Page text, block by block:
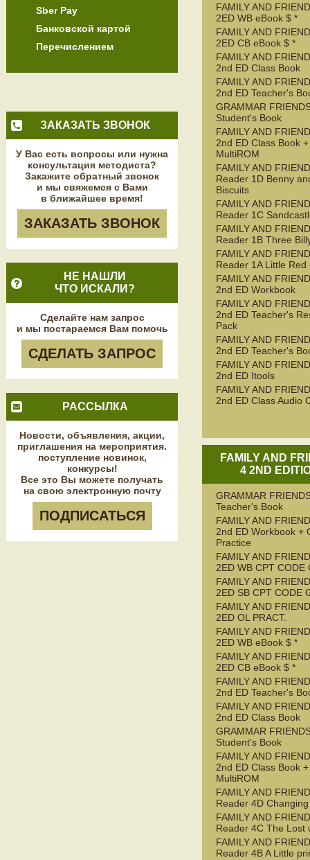
Sber Pay
Банковской картой
Перечислением
ЗАКАЗАТЬ ЗВОНОК
У Вас есть вопросы или нужна
консультация методиста?
Закажите обратный звонок
и мы свяжемся с Вами
в ближайшее время!
ЗАКАЗАТЬ ЗВОНОК
НЕ НАШЛИ
ЧТО ИСКАЛИ?
Сделайте нам запрос
и мы постараемся Вам помочь
СДЕЛАТЬ ЗАПРОС
РАССЫЛКА
Новости, объявления, акции,
приглашения на мероприятия.
поступление новинок,
конкурсы!
Все это Вы можете получать
на свою электронную почту
ПОДПИСАТЬСЯ
FAMILY AND
2ED WB eBook $ *
FAMILY AND
2ED CB eBook $ *
FAMILY AND
2nd ED Class Book
FAMILY AND
2nd ED Teacher's
GRAMMAR
Student's Book
FAMILY AND
2nd ED Class Book +
MultiROM
FAMILY AND
Reader 1D Benny
Biscuits
FAMILY AND
Reader 1C
FAMILY AND
Reader 1B Three
FAMILY AND
Reader 1A Little Red
FAMILY AND
2nd ED Workbook
FAMILY AND
2nd ED Teacher's
Pack
FAMILY AND
2nd ED Teacher's
FAMILY AND
2nd ED Itools
FAMILY AND
2nd ED Class Audio
FAMILY AND
4 2ND
GRAMMAR
Teacher's Book
FAMILY AND
2nd ED Workbook +
Practice
FAMILY AND
2ED WB CPT CODE
FAMILY AND
2ED SB CPT CODE
FAMILY AND
2ED OL PRACT.
FAMILY AND
2ED WB eBook $ *
FAMILY AND
2ED CB eBook $ *
FAMILY AND
2nd ED Teacher's
FAMILY AND
2nd ED Class Book
GRAMMAR
Student's Book
FAMILY AND
2nd ED Class Book +
MultiROM
FAMILY AND
Reader 4D
FAMILY AND
Reader 4C The Lost
FAMILY AND
Reader 4B A Little